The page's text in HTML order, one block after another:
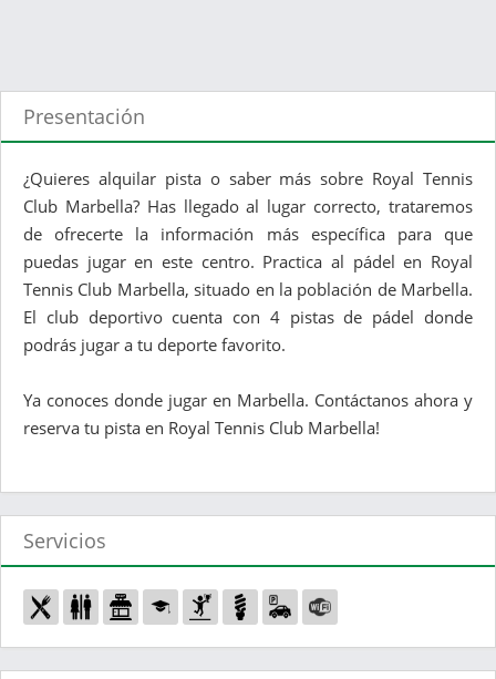
Presentación
¿Quieres alquilar pista o saber más sobre Royal Tennis
Club Marbella? Has llegado al lugar correcto, trataremos
de ofrecerte la información más específica para que
puedas jugar en este centro. Practica al pádel en Royal
Tennis Club Marbella, situado en la población de Marbella.
El club deportivo cuenta con 4 pistas de pádel donde
podrás jugar a tu deporte favorito.
Ya conoces donde jugar en Marbella. Contáctanos ahora y
reserva tu pista en Royal Tennis Club Marbella!
Servicios